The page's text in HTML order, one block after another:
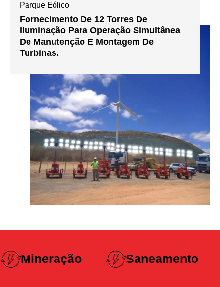
Parque Eólico
Fornecimento De 12 Torres De
Iluminação Para Operação Simultânea
De Manutenção E Montagem De
Turbinas.
Saneamento
Construção
Pesada